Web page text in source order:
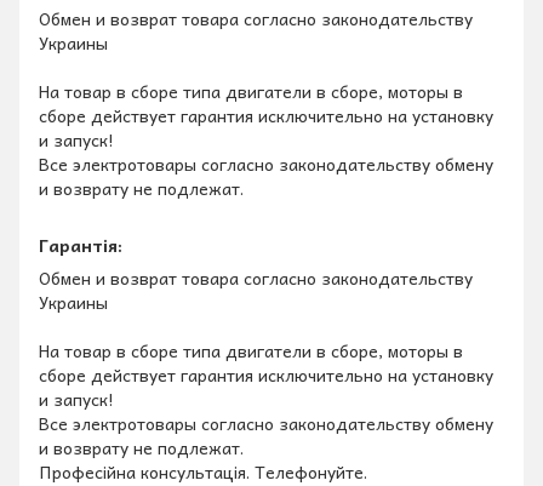
Обмен и возврат товара согласно законодательству
Украины
На товар в сборе типа двигатели в сборе, моторы в
сборе действует гарантия исключительно на установку
и запуск!
Все электротовары согласно законодательству обмену
и возврату не подлежат.
Гарантія:
Обмен и возврат товара согласно законодательству
Украины
На товар в сборе типа двигатели в сборе, моторы в
сборе действует гарантия исключительно на установку
и запуск!
Все электротовары согласно законодательству обмену
и возврату не подлежат.
Професійна консультація. Телефонуйте.